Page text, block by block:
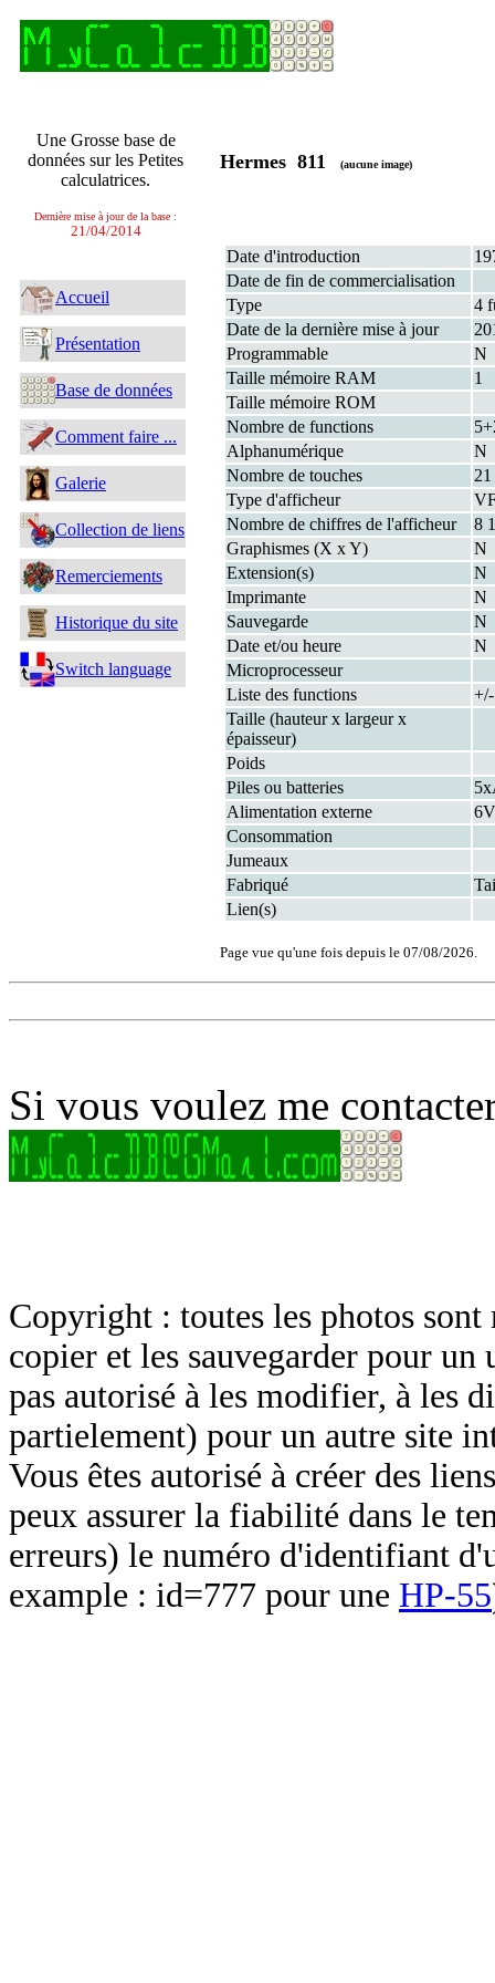
Une Grosse base de
données sur les Petites
calculatrices.
Dernière mise à jour de la base :
21/04/2014
Accueil
Présentation
Base de données
Comment faire ...
Galerie
Collection de liens
Remerciements
Historique du site
Switch language
Hermes 811 (aucune image)
Date d'introduction
Date de fin de commercialisation
Type
4
Date de la dernière mise à jour
Programmable
N
Taille mémoire RAM
1
Taille mémoire ROM
Nombre de functions
Alphanumérique
N
Nombre de touches
21
Type d'afficheur
Nombre de chiffres de l'afficheur
8
Graphismes (X x Y)
N
Extension(s)
N
Imprimante
N
Sauvegarde
N
Date et/ou heure
N
Microprocesseur
Liste des functions
Taille (hauteur x largeur x
épaisseur)
Poids
Piles ou batteries
Alimentation externe
Consommation
Jumeaux
Fabriqué
Lien(s)
Page vue qu'une fois depuis le 07/08/2026.
Si vous voulez me
Copyright : toutes les photos sont
copier et les sauvegarder pour un
pas autorisé à les modifier, à les
partielement) pour un autre site
Vous êtes autorisé à créer des
peux assurer la fiabilité dans le
erreurs) le numéro d'identifiant
example : id=777 pour une HP-55